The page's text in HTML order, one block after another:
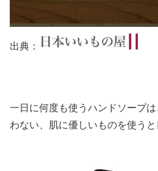
出典：
一日に何度も使うハンドソープ
わない、肌に優しいものを使うと